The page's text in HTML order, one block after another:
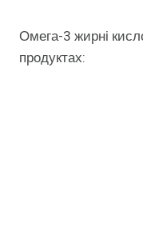
Омега-3 жирні
продуктах: